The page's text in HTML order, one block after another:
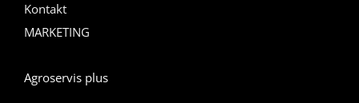
Kontakt
MARKETING
Agroservis plus